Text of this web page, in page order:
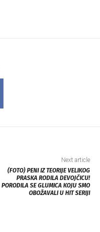
Next article
(FOTO) PENI IZ TEORIJE VELIKOG
PRASKA RODILA DEVOJČICU!
PORODILA SE GLUMICA KOJU SMO
OBOŽAVALI U HIT SERIJI